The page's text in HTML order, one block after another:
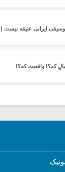
ایرانی عتیقه نیست (۶)
که؟! واقعیتِ که؟!